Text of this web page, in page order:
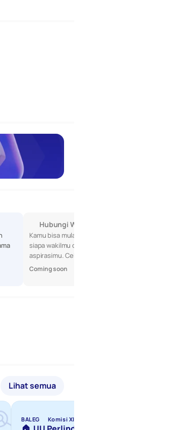
Hubungi Wakilmu di DPR
Kamu bisa mulai dengan mencari tahu
siapa wakilmu di DPR, lalu sampaikan
aspirasimu. Cek profil mereka di sini!
Coming soon
Lihat semua
BALEG Komisi XIII